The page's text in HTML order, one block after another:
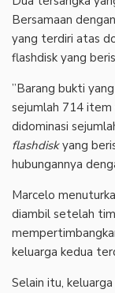
Bersamaan
yang terdiri atas
flashdisk yang
‎”Barang bukti
sejumlah 714 item
didominasi
flashdiskyang
hubungannya
‎Marcelo
diambil setelah
keluarga kedua
‎Selain itu,